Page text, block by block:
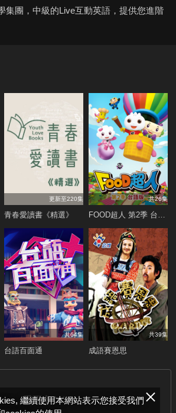
繼續使用本網站表示您接受我們
集團，中級的Live互動英語，提供您進階
更新至220集
青春愛讀書《精選》
共26集
FOOD超人 第2季 台語版
共64集
台語百面通
共39集
成語賽恩思
看更多